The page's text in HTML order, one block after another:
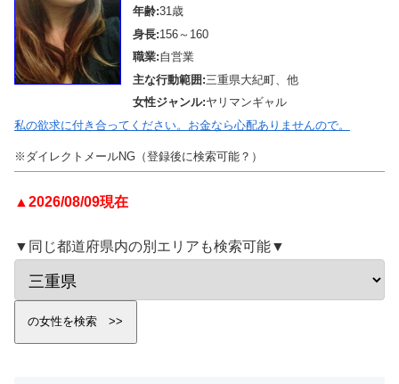
年齢:31歳
身長:156～160
職業:自営業
主な行動範囲:三重県大紀町、他
女性ジャンル:ヤリマンギャル
私の欲求に付き合ってください。お金なら心配ありませんので。
※ダイレクトメールNG（登録後に検索可能？）
▲2026/08/09現在
▼同じ都道府県内の別エリアも検索可能▼